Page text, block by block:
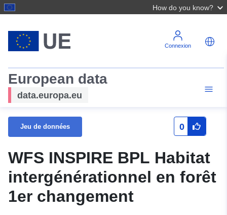
How do you know?
Connexion
European data
data.europa.eu
Jeu de données 0
WFS INSPIRE BPL Habitat
intergénérationnel en forêt
1er changement